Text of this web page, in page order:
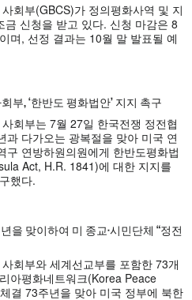
회부(GBCS)가 정의평화사역 및 지
신청을 받고 있다. 신청 마감은 8
며, 선정 결과는 10월 말 발표될 예
부, ‘한반도 평화법안’ 지지 촉구
회부는 7월 27일 한국전쟁 정전협
과 다가오는 광복절을 맞아 미국 연
구 연방하원의원에게 한반도평화법
Act, H.R. 1841)에 대한 지지를
했다.
을 맞이하여 미 종교·시민단체 “정전
회부와 세계선교부를 포함한 73개
아평화네트워크(Korea Peace
결 73주년을 맞아 미국 정부에 북한